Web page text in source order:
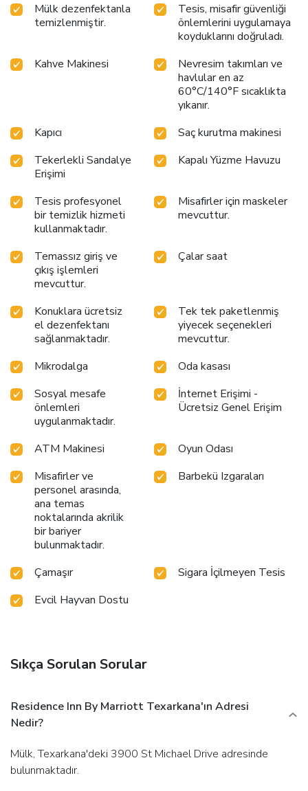
Mülk dezenfektanla
temizlenmiştir.
Tesis, misafir güvenliği
önlemlerini uygulamaya
koyduklarını doğruladı.
Kahve Makinesi
Nevresim takımları ve
havlular en az
60°C/140°F sıcaklıkta
yıkanır.
Kapıcı
Saç kurutma makinesi
Tekerlekli Sandalye
Erişimi
Kapalı Yüzme Havuzu
Tesis profesyonel
bir temizlik hizmeti
kullanmaktadır.
Misafirler için maskeler
mevcuttur.
Temassız giriş ve
çıkış işlemleri
mevcuttur.
Çalar saat
Konuklara ücretsiz
el dezenfektanı
sağlanmaktadır.
Tek tek paketlenmiş
yiyecek seçenekleri
mevcuttur.
Mikrodalga
Oda kasası
Sosyal mesafe
önlemleri
uygulanmaktadır.
İnternet Erişimi -
Ücretsiz Genel Erişim
ATM Makinesi
Oyun Odası
Misafirler ve
personel arasında,
ana temas
noktalarında akrilik
bir bariyer
bulunmaktadır.
Barbekü Izgaraları
Çamaşır
Sigara İçilmeyen Tesis
Evcil Hayvan Dostu
Sıkça Sorulan Sorular
Residence Inn By Marriott Texarkana'ın Adresi
Nedir?
Mülk, Texarkana'deki 3900 St Michael Drive adresinde
bulunmaktadır.